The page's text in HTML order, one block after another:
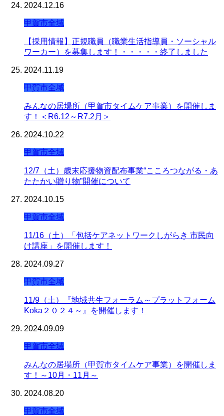
2024.12.16
甲賀市全域
【採用情報】正規職員（職業生活指導員・ソーシャル
ワーカー）を募集します！・・・・・終了しました
2024.11.19
甲賀市全域
みんなの居場所（甲賀市タイムケア事業）を開催しま
す！＜R6.12～R7.2月＞
2024.10.22
甲賀市全域
12/7（土）歳末応援物資配布事業“こころつながる・あ
たたかい贈り物”開催について
2024.10.15
甲賀市全域
11/16（土）「包括ケアネットワークしがらき 市民向
け講座」を開催します！
2024.09.27
甲賀市全域
11/9（土）『地域共生フォーラム～プラットフォーム
Koka２０２４～』を開催します！
2024.09.09
甲賀市全域
みんなの居場所（甲賀市タイムケア事業）を開催しま
す！～10月・11月～
2024.08.20
甲賀市全域